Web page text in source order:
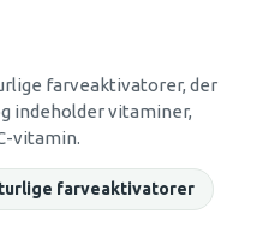
farveaktivatorer, der
indeholder vitaminer,
vitamin.
farveaktivatorer